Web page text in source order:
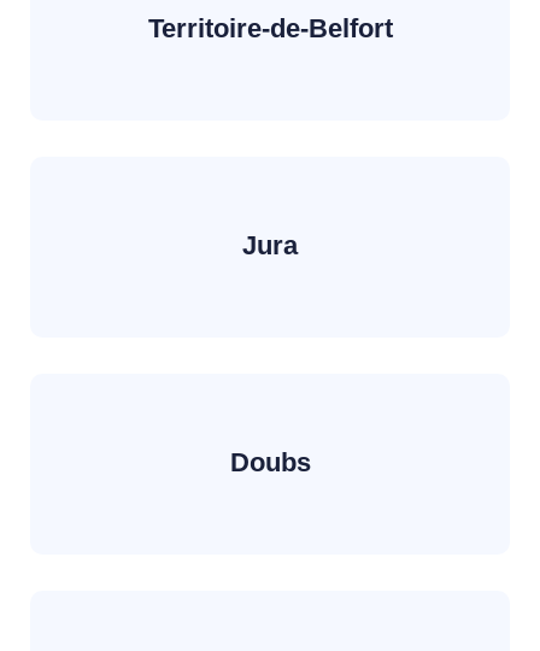
Territoire-de-Belfort
Jura
Doubs